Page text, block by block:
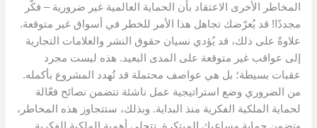
المخاطر الأخرى الاعتقاد بأن الحماية العالمية غير ضرورية – فكّر
مجددًا! قد يُعرّضك تجاهل هذا الأمر للخطر في أسواق غير متوقعة.
علاوةً على ذلك، قد يُؤدي نسيان حقوق النشر والعلامات التجارية
إلى عواقب غير متوقعة على المدى البعيد. هذه ليست مجرد
عقبات بسيطة؛ بل هي عواصف محتملة قد تُهدد المشروع بأكمله.
من الضروري وضع استراتيجية عمل ناشئة تتضمن نصائح فعّالة
لحماية الملكية الفكرية منذ البداية. وبذلك، ستتجاوز هذه المخاطر،